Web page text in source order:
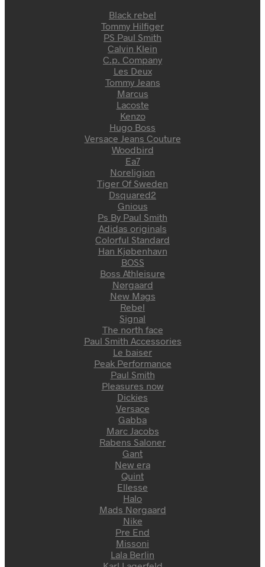
Black rebel
Tommy Hilfiger
PS Paul Smith
Calvin Klein
C.p. Company
Les Deux
Tommy Jeans
Marcus
Lacoste
Kenzo
Hugo Boss
Versace Jeans Couture
Woodbird
Ea7
Noreligion
Tiger Of Sweden
Dsquared2
Gnious
Ps By Paul Smith
Adidas originals
Colorful Standard
Han Kjøbenhavn
BOSS
Boss Athleisure
Nørgaard
New Mags
Rebel
Signal
The north face
Paul Smith Accessories
Le baiser
Peak Performance
Paul Smith
Pleasures now
Dickies
Versace
Gabba
Marc Jacobs
Rabens Saloner
Gant
New era
Quint
Ellesse
Halo
Mads Nørgaard
Nike
Pre End
Missoni
Lala Berlin